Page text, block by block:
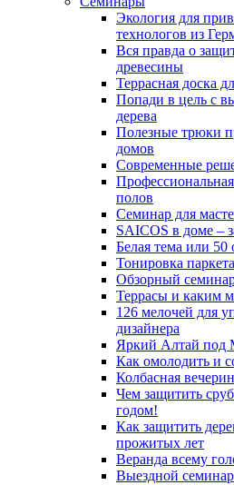
Экология для
технологов из
Вся правда о
древесины
Террасная доска
Попади в цель с
дерева
Полезные трюки
домов
Современные
полов
Семинар для
SAICOS в доме –
Белая тема или 50
Тонировка
Обзорный
Террасы и каким
126 мелочей для
дизайнера
Яркий Алтай под
Как омолодить и
Колбасная
Чем защитить
годом!
Как защитить
прожитых лет
Веранда всему
Выездной